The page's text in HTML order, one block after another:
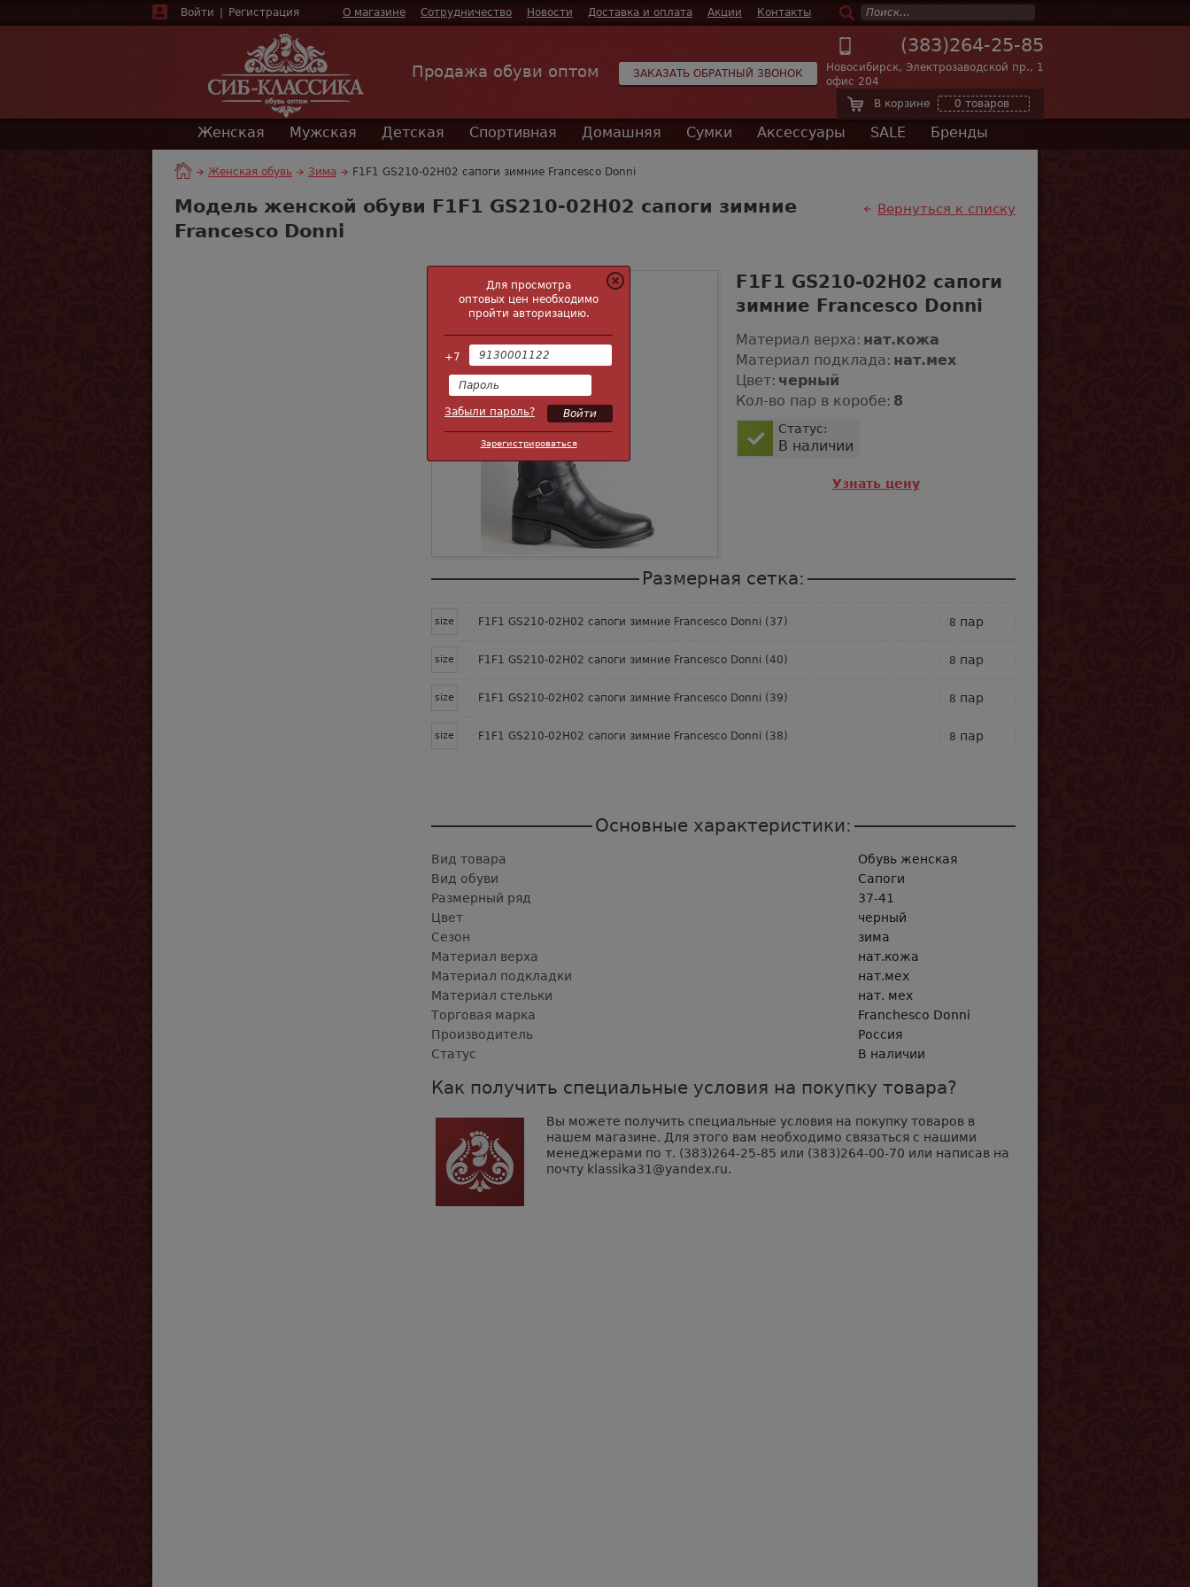
Войти Регистрация О магазине Сотрудничество Новости Доставка и оплата Акции Контакты
Продажа обуви оптом ЗАКАЗАТЬ ОБРАТНЫЙ ЗВОНОК
(383)264-25-85
Новосибирск, Электрозаводской пр., 1
офис 204
В корзине
0 товаров
Женская Мужская Детская Спортивная Домашняя Сумки Аксессуары SALE Бренды
Женская обувь Зима F1F1 GS210-02H02 сапоги зимние Francesco Donni
Вернуться к списку
Модель женской обуви F1F1 GS210-02H02 сапоги зимние
Francesco Donni
F1F1 GS210-02H02 сапоги
зимние Francesco Donni
Материал верха: нат.кожа
Материал подклада: нат.мех
Цвет: черный
Кол-во пар в коробе: 8
Статус:
В наличии
Узнать цену
Размерная сетка:
size F1F1 GS210-02H02 сапоги зимние Francesco Donni (37) 8 пар
size F1F1 GS210-02H02 сапоги зимние Francesco Donni (40) 8 пар
size F1F1 GS210-02H02 сапоги зимние Francesco Donni (39) 8 пар
size F1F1 GS210-02H02 сапоги зимние Francesco Donni (38) 8 пар
Основные характеристики:
Вид товара
Обувь женская
Вид обуви
Сапоги
Размерный ряд
37-41
Цвет
черный
Сезон
зима
Материал верха
нат.кожа
Материал подкладки
нат.мех
Материал стельки
нат. мех
Торговая марка
Franchesсo Donni
Производитель
Россия
Статус
В наличии
Как получить специальные условия на покупку товара?
Вы можете получить специальные условия на покупку товаров в
нашем магазине. Для этого вам необходимо связаться с нашими
менеджерами по т. (383)264-25-85 или (383)264-00-70 или написав на
почту klassika31@yandex.ru.
Для просмотра
оптовых цен необходимо
пройти авторизацию.
+7
Забыли пароль?
Зарегистрироваться